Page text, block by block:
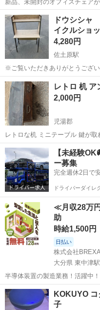
新品、未開封のオフィスチェアが入庫しました
ールに収納されたままです。 最大20度のロッキング機能を搭載し、長
時間のデスクワークでも快適な
フィスチェアです。 ...
宮崎 宮崎市 宮崎駅
ドウシシ
イクルショ
4,280円
佐土原駅
※ご覧いただきありがとうござ
得の上でご購入お願い致します。 商品名：ドウシシャ ベルーモ
製デスク 状態： 中古品 ※現物ご確認の上ご判断ください。 ※お値
下げはご遠慮ください。 ...
宮崎 宮崎市 佐土原駅
レトロ 机 ア
2,000円
児湯郡
レトロな机 ミニテーブル 鍵が取れているところあります。 お手入れ
をしてお使いくださいm(__)m
宮崎 児湯郡 オフィス用
【未経験
ー募集
完全週休2日で
ドライバーダイレ
≪月収28万
助
時給1,500円
日払い
株式会社
大分県 東中津駅
半導体装置の製造業務！活躍中
★赴任旅費会社負担◎20代～40
給1,500円！《大分県中津市》 人気の工場のお仕事 ◇半導体装置内部
のシート製造◇ ＊クリー...
大分 中津市 東中津駅
KOKUYO
子